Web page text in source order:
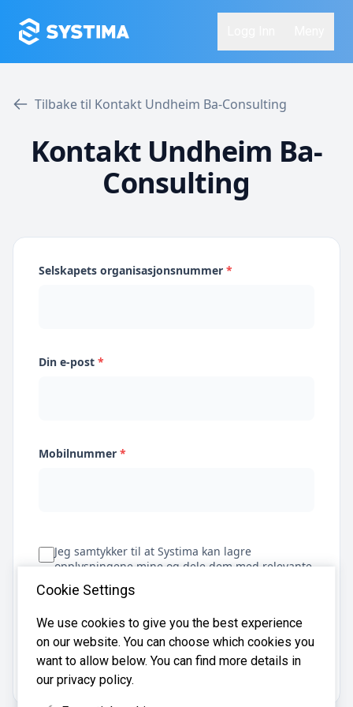
Tilbake til Kontakt Undheim Ba-Consulting
Kontakt Undheim Ba-
Consulting
Selskapets organisasjonsnummer *
Din e-post *
Mobilnummer *
Jeg samtykker til at Systima kan lagre
opplysningene mine og dele dem med relevante
regnskapsbyråer for å hjelpe meg å finne
regnskapsfører
Få tilbud
Cookie Settings
We use cookies to give you the best experience
on our website. You can choose which cookies you
want to allow below. You can find more details in
our privacy policy.